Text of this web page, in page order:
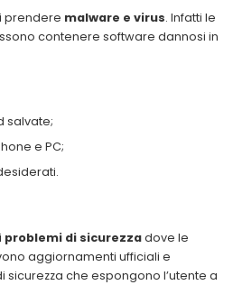
prendere malware e virus. Infatti le
contenere software dannosi in
salvate;
e PC;
problemi di sicurezzadove le
aggiornamenti ufficiali e
che espongono l’utente a